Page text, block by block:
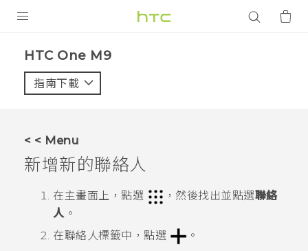
VIVE
應用程式
HTC One M9‎
指南下載
< < Menu
新增新的聯絡人
在主畫面上，點選 ，然後找出並點選聯絡
人 。
在聯絡人標籤中，點選
。